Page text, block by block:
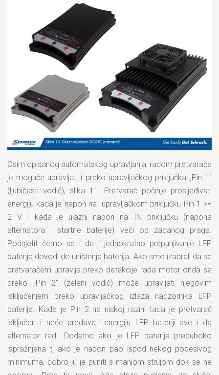
Osim opisanog automatskog upravljanja, radom pretvarača
je moguće upravljati i preko upravljačkog priključka „Pin 1“
(ljubičasti vodič), slika 11. Pretvarač počinje prosljeđivati
energiju kada je napon na upravljačkom priključku Pin 1 >=
2 V i kada je ulazni napon na IN priključku (napona
alternatora i startne baterije) veći od zadanog praga.
Podsjetit ćemo se i da i jednokratno prepunjivanje LFP
baterija dovodi do uništenja baterija. Ako smo izabrali da se
pretvaračem upravlja preko detekcije rada motor onda se
preko „Pin 2“ (zeleni vodič) može upravljati njegovim
isključenjem preko upravljačkog izlaza nadzornika LFP
baterija. Kada je Pin 2 na niskoj razini tada je pretvarač
isključen i neće predavati energiju LFP bateriji sve i da
alternator radi. Dodatno ako je LFP baterija preduboko
ispražnjena tj ako je napon pao ispod nekog podesivog
minimuma, dobro ju je puniti s manjom strujom dok se ne